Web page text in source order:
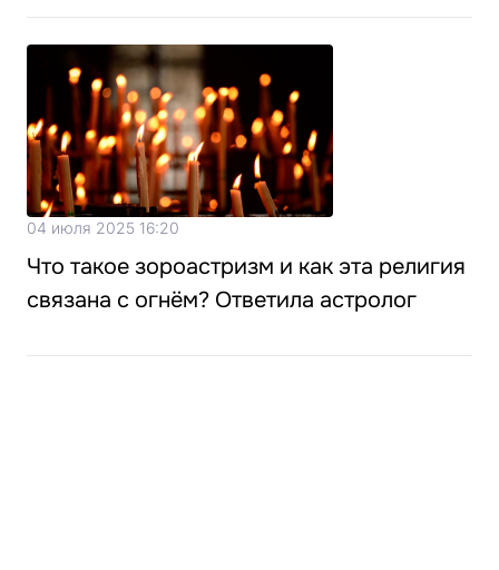
04 июля 2025 16:20
Что такое зороастризм и как эта религия
связана с огнём? Ответила астролог